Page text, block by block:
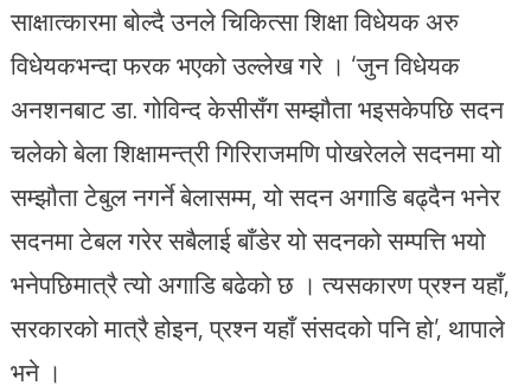
साक्षात्कारमा बोल्दै उनले चिकित्सा शिक्षा विधेयक अरु
विधेयकभन्दा फरक भएको उल्लेख गरे । ‘जुन विधेयक
अनशनबाट डा. गोविन्द केसीसँग सम्झौता भइसकेपछि सदन
चलेको बेला शिक्षामन्त्री गिरिराजमणि पोखरेलले सदनमा यो
सम्झौता टेबुल नगर्ने बेलासम्म, यो सदन अगाडि बढ्दैन भनेर
सदनमा टेबल गरेर सबैलाई बाँडेर यो सदनको सम्पत्ति भयो
भनेपछिमात्रै त्यो अगाडि बढेको छ । त्यसकारण प्रश्न यहाँ,
सरकारको मात्रै होइन, प्रश्न यहाँ संसदको पनि हो’, थापाले
भने ।